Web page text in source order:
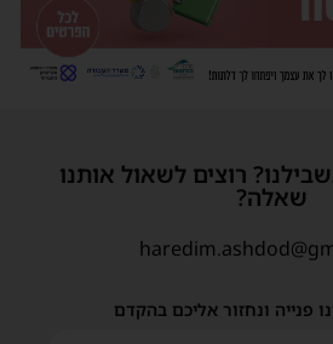
רוצים לשאול אותנו
שאלה?
ונחזור אליכם בהקדם